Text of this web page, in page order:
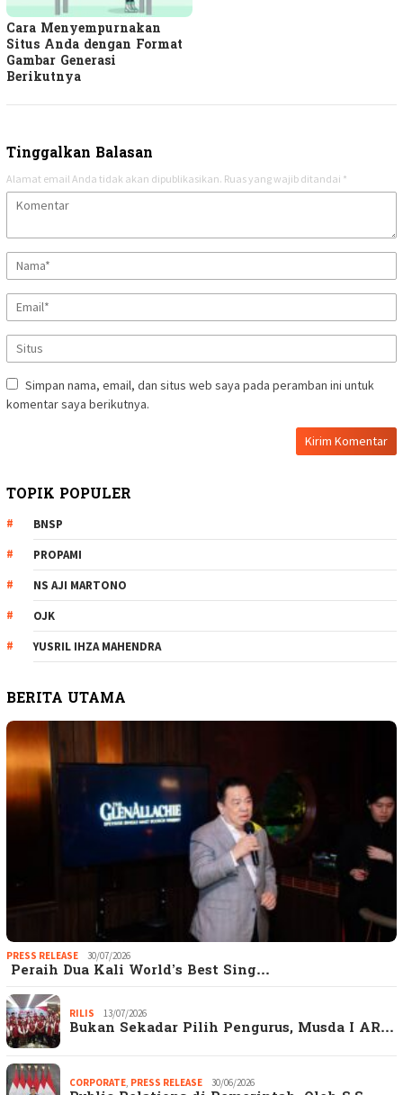
Cara Menyempurnakan
Situs Anda dengan Format
Gambar Generasi
Berikutnya
Tinggalkan Balasan
Alamat email Anda tidak akan dipublikasikan. Ruas yang wajib ditandai *
Simpan nama, email, dan situs web saya pada peramban ini untuk
komentar saya berikutnya.
TOPIK POPULER
BNSP
PROPAMI
NS AJI MARTONO
OJK
YUSRIL IHZA MAHENDRA
BERITA UTAMA
PRESS RELEASE 30/07/2026
Peraih Dua Kali World’s Best Sing…
RILIS 13/07/2026
Bukan Sekadar Pilih Pengurus, Musda I AR…
CORPORATE PRESS RELEASE 30/06/2026